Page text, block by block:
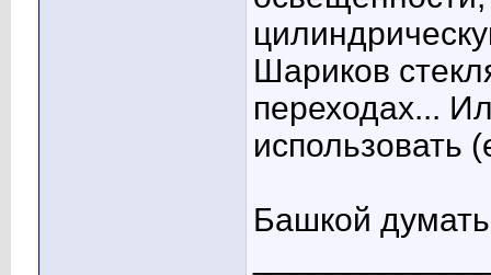
Шариков
переходах...
использовать
Башкой